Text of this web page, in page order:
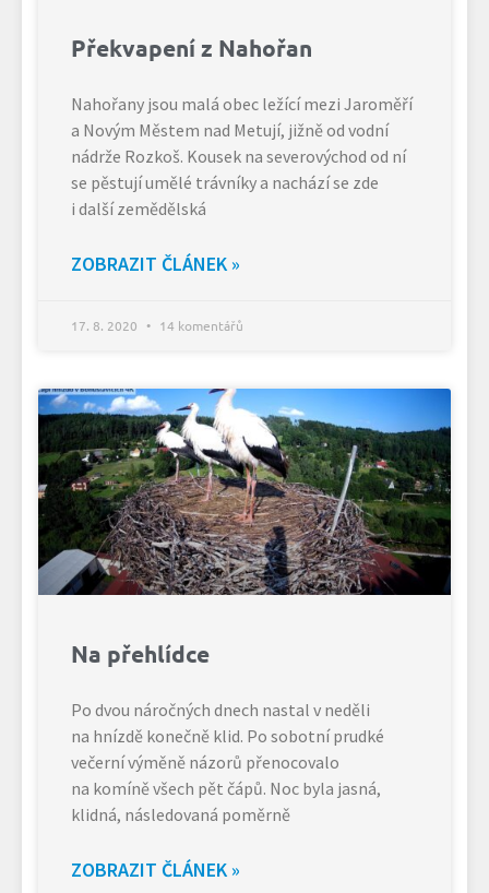
Překvapení z Nahořan
Nahořany jsou malá obec ležící mezi Jaroměří
a Novým Městem nad Metují, jižně od vodní
nádrže Rozkoš. Kousek na severovýchod od ní
se pěstují umělé trávníky a nachází se zde
i další zemědělská
ZOBRAZIT ČLÁNEK »
17. 8. 2020 14 komentářů
Na přehlídce
Po dvou náročných dnech nastal v neděli
na hnízdě konečně klid. Po sobotní prudké
večerní výměně názorů přenocovalo
na komíně všech pět čápů. Noc byla jasná,
klidná, následovaná poměrně
ZOBRAZIT ČLÁNEK »